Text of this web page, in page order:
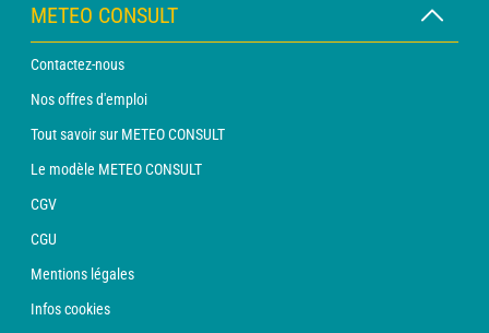
METEO CONSULT
Contactez-nous
Nos offres d'emploi
Tout savoir sur METEO CONSULT
Le modèle METEO CONSULT
CGV
CGU
Mentions légales
Infos cookies